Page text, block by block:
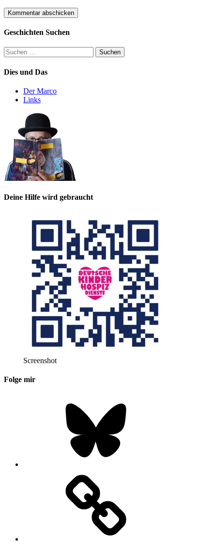
Geschichten Suchen
Suchen
nach:
Dies und Das
Der Marco
Links
Deine Hilfe wird gebraucht
Screenshot
Folge mir